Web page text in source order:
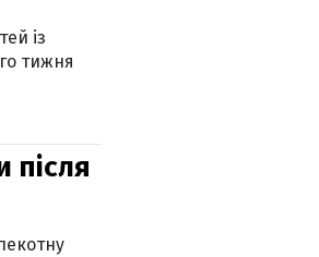
із
тижня
після